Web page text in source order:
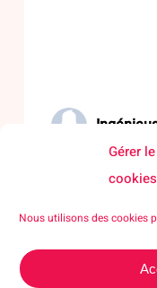
Gérer
cookies
Nous utilisons des cookies